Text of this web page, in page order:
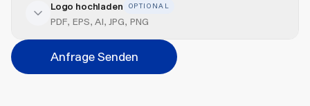
Veredelung hinzufügen
Position
Bitte wählen...
Logo hochladen OPTIONAL
PDF, EPS, AI, JPG, PNG
Anfrage Senden